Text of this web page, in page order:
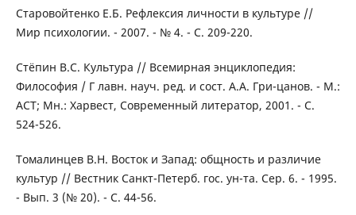
Старовойтенко Е.Б. Рефлексия личности в культуре //
Мир психологии. - 2007. - № 4. - С. 209-220.
Стёпин В.С. Культура // Всемирная энциклопедия:
Философия / Г лавн. науч. ред. и сост. А.А. Гри-цанов. - М.:
АСТ; Мн.: Харвест, Современный литератор, 2001. - С.
524-526.
Томалинцев В.Н. Восток и Запад: общность и различие
культур // Вестник Санкт-Петерб. гос. ун-та. Сер. 6. - 1995.
- Вып. 3 (№ 20). - С. 44-56.